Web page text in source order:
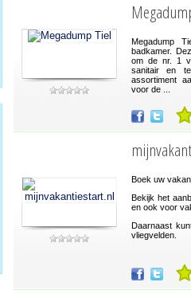
Megadump
badkamer.
om de nr. 1
sanitair en
assortiment
voor de ...
Boek uw
Bekijk het
en ook voor
Daarnaast
vliegvelden.